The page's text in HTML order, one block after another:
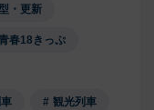
・更新
春18きっぷ
観光列車